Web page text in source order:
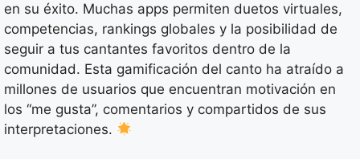
en su éxito. Muchas apps permiten duetos virtuales,
competencias, rankings globales y la posibilidad de
seguir a tus cantantes favoritos dentro de la
comunidad. Esta gamificación del canto ha atraído a
millones de usuarios que encuentran motivación en
los “me gusta”, comentarios y compartidos de sus
interpretaciones.